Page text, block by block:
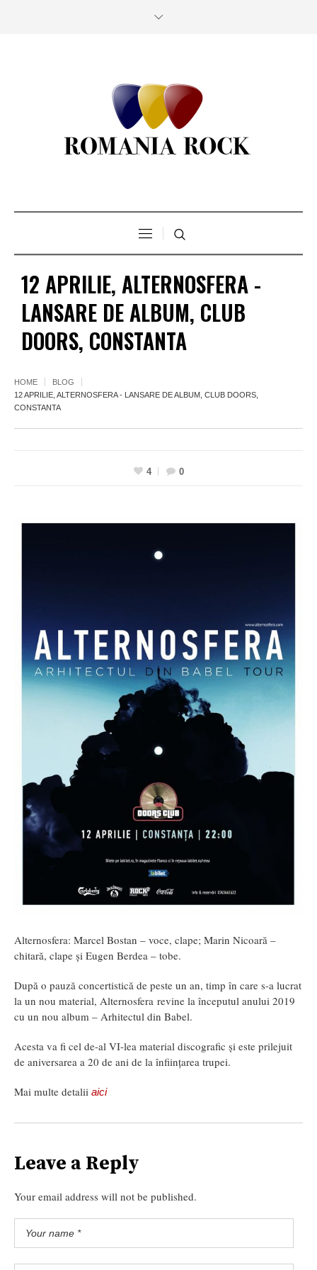
12 APRILIE, ALTERNOSFERA -
LANSARE DE ALBUM, CLUB
DOORS, CONSTANTA
HOME
BLOG
12 APRILIE, ALTERNOSFERA - LANSARE DE ALBUM, CLUB DOORS,
CONSTANTA
4 0
Alternosfera: Marcel Bostan – voce, clape; Marin Nicoară –
chitară, clape și Eugen Berdea – tobe.
După o pauză concertistică de peste un an, timp în care s-a lucrat
la un nou material, Alternosfera revine la începutul anului 2019
cu un nou album – Arhitectul din Babel.
Acesta va fi cel de-al VI-lea material discografic și este prilejuit
de aniversarea a 20 de ani de la înființarea trupei.
Mai multe detalii aici
Leave a Reply
Your email address will not be published.